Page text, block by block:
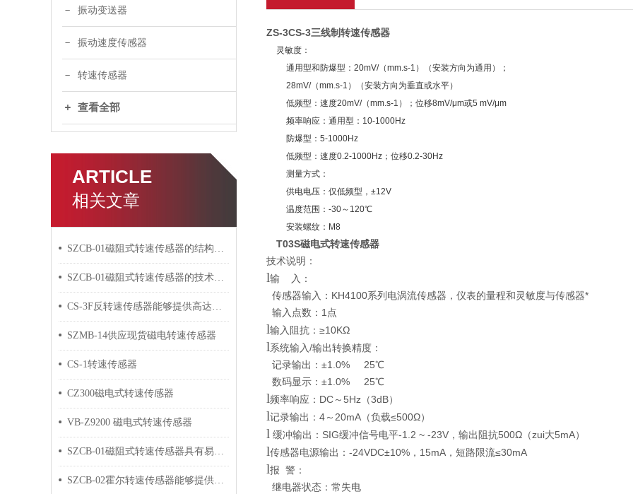
振动变送器
振动速度传感器
转速传感器
查看全部
ARTICLE
相关文章
SZCB-01磁阻式转速传感器的结构特性与设计方法
SZCB-01磁阻式转速传感器的技术特点及应用领域
CS-3F反转速传感器能够提供高达微秒级的响应时间
SZMB-14供应现货磁电转速传感器
CS-1转速传感器
CZ300磁电式转速传感器
VB-Z9200 磁电式转速传感器
SZCB-01磁阻式转速传感器具有易于安装和维护的特点
SZCB-02霍尔转速传感器能够提供精确的转速测量
ZS-3CS-3三线制转速传感器
灵敏度：
通用型和防爆型：20mV/（mm.s-1）（安装方向为通用）；
28mV/（mm.s-1）
（安装方向为垂直或水平）
低频型：速度20mV/（mm.s-1）；位移8mV/μm或5 mV/μm
频率响应：通用型：10-1000Hz
防爆型：5-1000Hz
低频型：速度0.2-1000Hz；位移0.2-30Hz
测量方式：
供电电压：仅低频型，±12V
温度范围：-30～120℃
安装螺纹：M8
T03S磁电式转速传感器
技术说明：
l输 入：
传感器输入：KH4100系列电涡流传感器，仪表的量程和灵敏度与传感器*
输入点数：1点
l输入阻抗：≥10KΩ
l系统输入/输出转换精度：
记录输出：±1.0% 25℃
数码显示：±1.0% 25℃
l频率响应：DC～5Hz（3dB）
l记录输出：4～20mA（负载≤500Ω）
l 缓冲输出：SIG缓冲信号电平-1.2 ~ -23V，输出阻抗500Ω（zui大5mA）
l传感器电源输出：-24VDC±10%，15mA，短路限流≤30mA
l报 警：
继电器状态：常失电